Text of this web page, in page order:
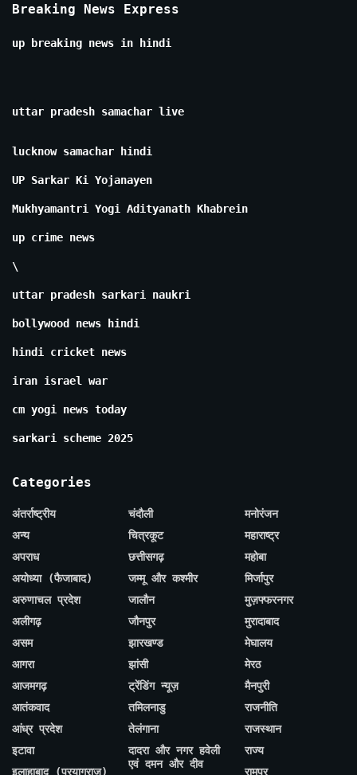
Breaking News Express
up breaking news in hindi
uttar pradesh samachar live
lucknow samachar hindi
UP Sarkar Ki Yojanayen
Mukhyamantri Yogi Adityanath Khabrein
up crime news
\
uttar pradesh sarkari naukri
bollywood news hindi
hindi cricket news
iran israel war
cm yogi news today
sarkari scheme 2025
Categories
अंतर्राष्ट्रीय
अन्य
अपराध
अयोध्या (फैजाबाद)
अरुणाचल प्रदेश
अलीगढ़
असम
आगरा
आजमगढ़
आतंकवाद
आंध्र प्रदेश
इटावा
इलाहाबाद (प्रयागराज)
चंदौली
चित्रकूट
छत्तीसगढ़
जम्मू और कश्मीर
जालौन
जौनपुर
झारखण्ड
झांसी
ट्रेंडिंग न्यूज़
तमिलनाडु
तेलंगाना
दादरा और नगर हवेली
एवं दमन और दीव
मनोरंजन
महाराष्ट्र
महोबा
मिर्जापुर
मुज़फ्फरनगर
मुरादाबाद
मेघालय
मेरठ
मैनपुरी
राजनीति
राजस्थान
राज्य
रामपुर